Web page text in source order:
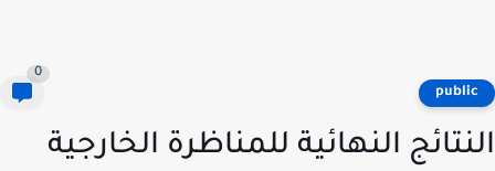
النهائية للمناظرة الخارجية